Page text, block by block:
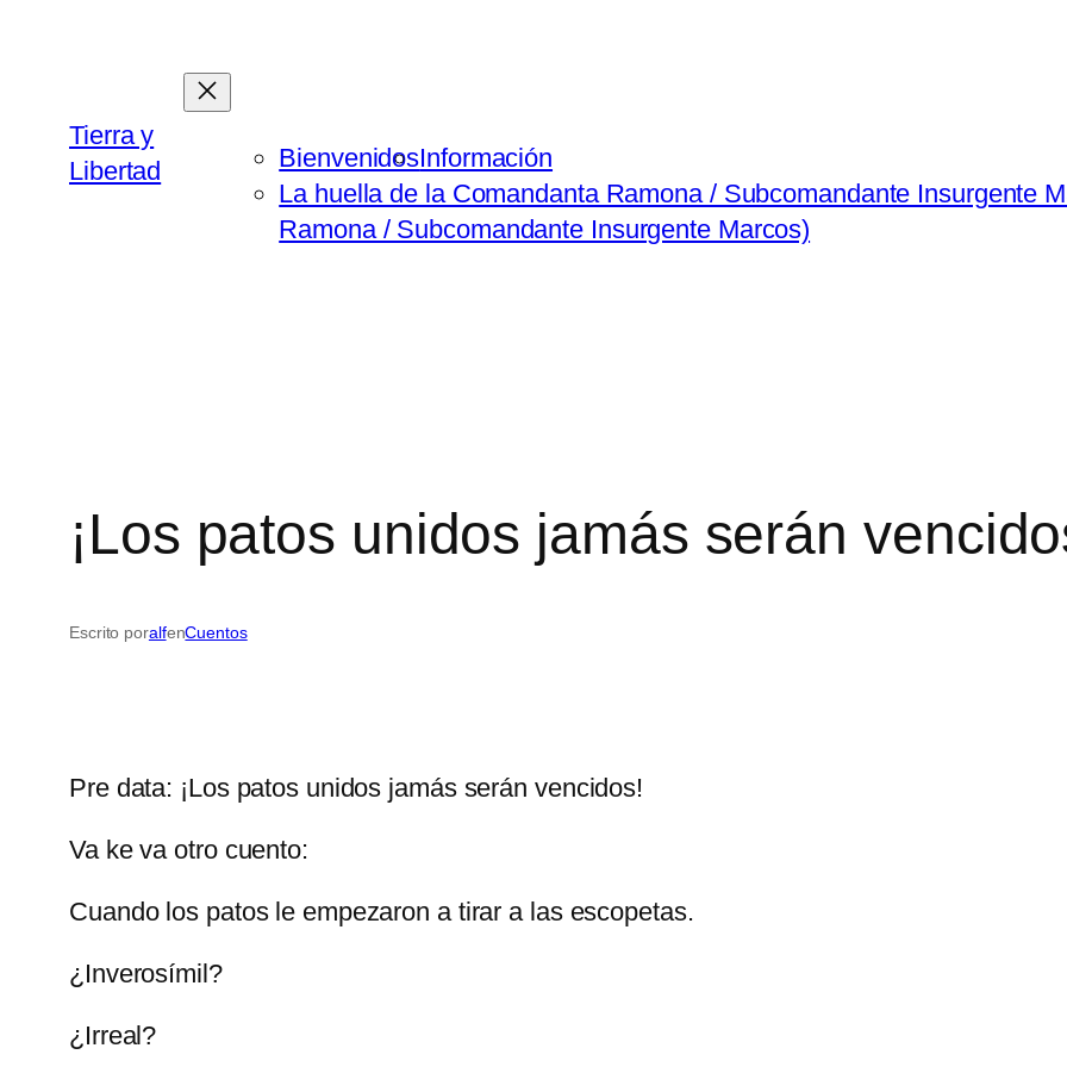
Tierra y
Libertad
BienvenidosInformación
La huella de la Comandanta Ramona / Subcomandante Insurgente
Ramona / Subcomandante Insurgente Marcos)
¡Los patos unidos jamás serán
Escrito poralfenCuentos
Pre data: ¡Los patos unidos jamás serán vencidos!
Va ke va otro cuento:
Cuando los patos le empezaron a tirar a las escopetas.
¿Inverosímil?
¿Irreal?